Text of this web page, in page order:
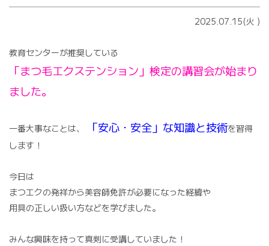
2025.07.15(火 )
教育センターが推奨している
「まつ毛エクステンション」検定の講習会が始まり
ました。
一番大事なことは、 「安心・安全」な知識と技術を習得
します！
今日は
まつエクの発祥から美容師免許が必要になった経緯や
用具の正しい扱い方などを学びました。
みんな興味を持って真剣に受講していました！